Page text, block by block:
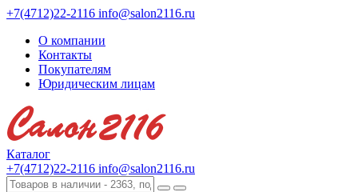
+7(4712)22-2116 info@salon2116.ru
О компании
Контакты
Покупателям
Юридическим лицам
Каталог
+7(4712)22-2116 info@salon2116.ru